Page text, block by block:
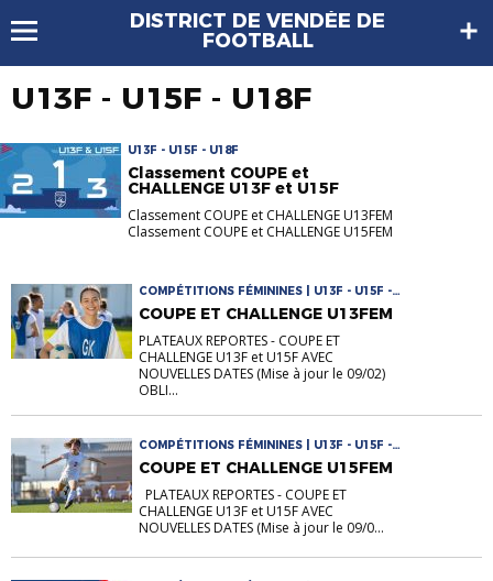
DISTRICT DE VENDÉE DE
FOOTBALL
U13F - U15F - U18F
U13F - U15F - U18F
Classement COUPE et
CHALLENGE U13F et U15F
Classement COUPE et CHALLENGE U13FEM
Classement COUPE et CHALLENGE U15FEM
COMPÉTITIONS FÉMININES | U13F - U15F -
U18F
COUPE ET CHALLENGE U13FEM
PLATEAUX REPORTES - COUPE ET
CHALLENGE U13F et U15F AVEC
NOUVELLES DATES (Mise à jour le 09/02)
OBLI...
COMPÉTITIONS FÉMININES | U13F - U15F -
U18F
COUPE ET CHALLENGE U15FEM
PLATEAUX REPORTES - COUPE ET
CHALLENGE U13F et U15F AVEC
NOUVELLES DATES (Mise à jour le 09/0...